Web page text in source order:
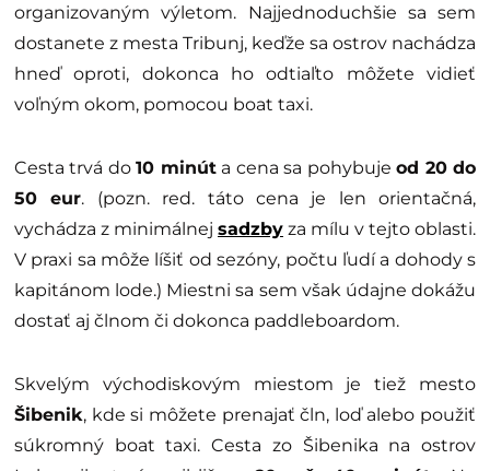
organizovaným výletom. Najjednoduchšie sa sem
dostanete z mesta Tribunj, keďže sa ostrov nachádza
hneď oproti, dokonca ho odtiaľto môžete vidieť
voľným okom, pomocou boat taxi.
Cesta trvá do10 minúta cena sa pohybujeod 20 do
50 eur. (pozn. red. táto cena je len orientačná,
vychádza z minimálnej sadzby za mílu v tejto oblasti.
V praxi sa môže líšiť od sezóny, počtu ľudí a dohody s
kapitánom lode.) Miestni sa sem však údajne dokážu
dostať aj člnom či dokonca paddleboardom.
Skvelým východiskovým miestom je tiež mesto
Šibenik, kde si môžete prenajať čln, loď alebo použiť
súkromný boat taxi. Cesta zo Šibenika na ostrov